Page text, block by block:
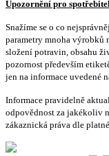
Upozornění pro
Snažíme se o co
parametry mnoha výrobků
složení potravin, obsahu
pozornost především
jen na informace uvedené
Informace pravidelně
odpovědnost za jakékoliv
zákaznická práva dle